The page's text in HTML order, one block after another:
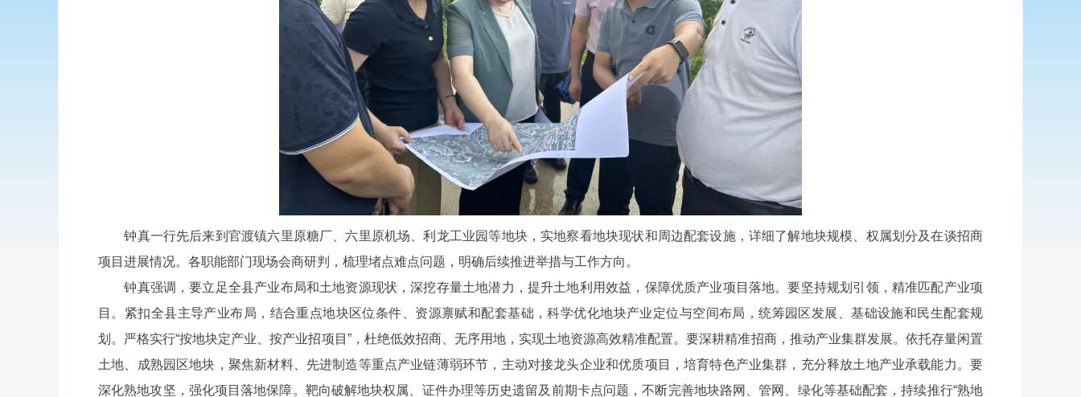
钟真一行先后来到官渡镇六里原糖厂、六里原机场、利龙工业园等地块，实地察看地块现状和周边配套设施，详细了解地块规模、权属划分及在谈招商
项目进展情况。各职能部门现场会商研判，梳理堵点难点问题，明确后续推进举措与工作方向。
钟真强调，要立足全县产业布局和土地资源现状，深挖存量土地潜力，提升土地利用效益，保障优质产业项目落地。要坚持规划引领，精准匹配产业项
目。紧扣全县主导产业布局，结合重点地块区位条件、资源禀赋和配套基础，科学优化地块产业定位与空间布局，统筹园区发展、基础设施和民生配套规
划。严格实行“按地块定产业、按产业招项目”，杜绝低效招商、无序用地，实现土地资源高效精准配置。要深耕精准招商，推动产业集群发展。依托存量闲置
土地、成熟园区地块，聚焦新材料、先进制造等重点产业链薄弱环节，主动对接龙头企业和优质项目，培育特色产业集群，充分释放土地产业承载能力。要
深化熟地攻坚，强化项目落地保障。靶向破解地块权属、证件办理等历史遗留及前期卡点问题，不断完善地块路网、管网、绿化等基础配套，持续推行“熟地